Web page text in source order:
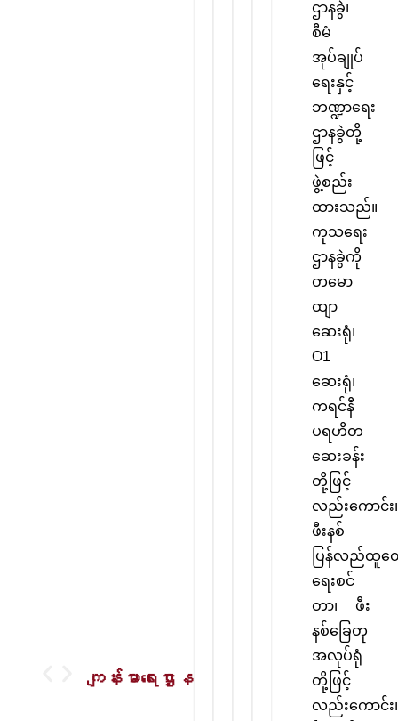
ကျန်းမာရေးဌာန
ဌာနခွဲ၊
စီမံ
အုပ်ချုပ်
ရေးနှင့်
ဘဏ္ဍာရေး
ဌာနခွဲတို့
ဖြင့်
ဖွဲ့စည်း
ထားသည်။
ကုသရေး
ဌာနခွဲကို
တမော
ထျာ
ဆေးရုံ၊
O1
ဆေးရုံ၊
ကရင်နီ
ပရဟိတ
ဆေးခန်း
တို့ဖြင့်
လည်းကောင်း၊
ဖီးနစ်
ပြန်လည်ထူထ
ရေးစင်
တာ၊ ဖီး
နစ်ခြေတု
အလုပ်ရုံ
တို့ဖြင့်
လည်းကောင်း၊